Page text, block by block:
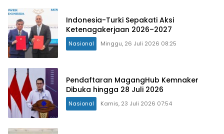
Indonesia-Turki Sepakati Aksi
Ketenagakerjaan 2026–2027
Nasional Minggu, 26 Juli 2026 08:25
Pendaftaran MagangHub Kemnaker
Dibuka hingga 28 Juli 2026
Nasional Kamis, 23 Juli 2026 07:54